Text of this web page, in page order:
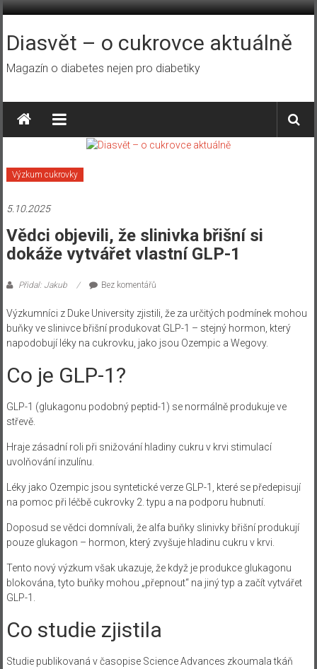
Přeskočit
obsah
Diasvět – o cukrovce aktuálně
Magazín o diabetes nejen pro diabetiky
Výzkum cukrovky
5.10.2025
Vědci objevili, že slinivka břišní si
dokáže vytvářet vlastní GLP-1
Přidal: Jakub Bez komentářů
Výzkumníci z Duke University zjistili, že za určitých podmínek mohou
buňky ve slinivce břišní produkovat GLP-1 – stejný hormon, který
napodobují léky na cukrovku, jako jsou Ozempic a Wegovy.
Co je GLP-1?
GLP-1 (glukagonu podobný peptid-1) se normálně produkuje ve
střevě.
Hraje zásadní roli při snižování hladiny cukru v krvi stimulací
uvolňování inzulínu.
Léky jako Ozempic jsou syntetické verze GLP-1, které se předepisují
na pomoc při léčbě cukrovky 2. typu a na podporu hubnutí.
Doposud se vědci domnívali, že alfa buňky slinivky břišní produkují
pouze glukagon – hormon, který zvyšuje hladinu cukru v krvi.
Tento nový výzkum však ukazuje, že když je produkce glukagonu
blokována, tyto buňky mohou „přepnout“ na jiný typ a začít vytvářet
GLP-1.
Co studie zjistila
Studie publikovaná v časopise Science Advances zkoumala tkáň